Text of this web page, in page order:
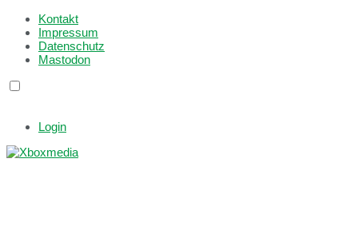
Kontakt
Impressum
Datenschutz
Mastodon
Login